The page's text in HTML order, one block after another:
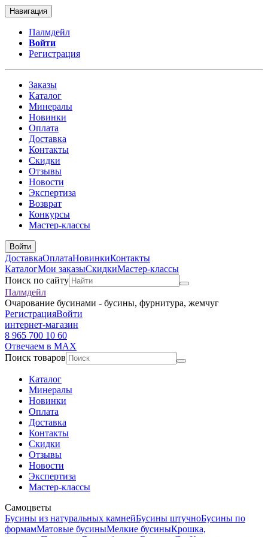
Навигация
Палмдейл
Войти
Регистрация
Заказы
Каталог
Минералы
Новинки
Оплата
Доставка
Контакты
Скидки
Отзывы
Новости
Экспертиза
Возврат
Конкурсы
Мастер-классы
Войти
ДоставкаОплатаНовинкиКонтакты
КаталогМои заказыСкидкиМастер-классы
Поиск по сайту
Палмдейл
Очарование бусинами - бусины, фурнитура, жемчуг
РегистрацияВойти
интернет-магазин
8 965 700 10 60
Отвечаем в MAX
Поиск товаров
Каталог
Минералы
Новинки
Оплата
Доставка
Контакты
Скидки
Отзывы
Новости
Экспертиза
Мастер-классы
Самоцветы
Бусины из натуральных камнейБусины штучноБусины по
формамМатовые бусиныМелкие бусиныКрошка,